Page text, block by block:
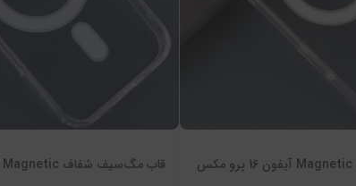
قاب مگ‌سیف شفاف Magnetic آیفون 16 پرو